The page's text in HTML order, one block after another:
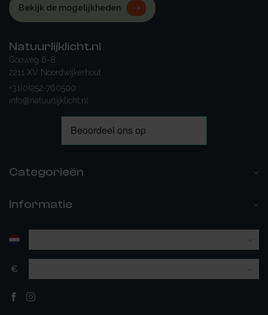
Bekijk de mogelijkheden
Natuurlijklicht.nl
Gooweg 6-8
2211 XV Noordwijkerhout
+31(0)252-760500
info@natuurlijklicht.nl
Categorieën
Informatie
€